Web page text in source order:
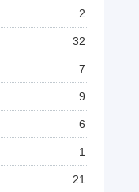
2
32
7
9
6
1
21